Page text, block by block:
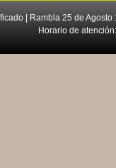
| Rambla 25 de
Horario de